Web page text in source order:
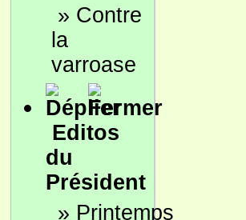
» Contre
la
varroase
Editos
du
Président
» Printemps